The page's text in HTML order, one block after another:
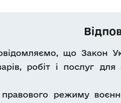
що Закон
робіт і послуг
правового режиму